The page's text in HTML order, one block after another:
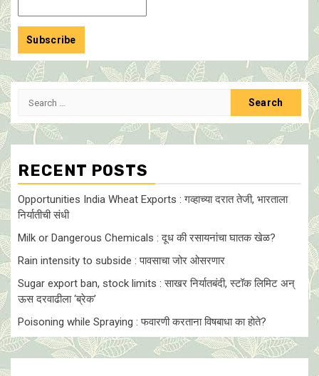
Search
RECENT POSTS
Opportunities India Wheat Exports : गव्हाच्या दरात तेजी, भारताला
निर्यातीची संधी
Milk or Dangerous Chemicals : दूध की रसायनांचा घातक खेळ?
Rain intensity to subside : पावसाचा जोर ओसरणार
Sugar export ban, stock limits : साखर निर्यातबंदी, स्टॉक लिमिट अन्
ऊस दरवाढीला ‘ब्रेक’
Poisoning while Spraying : फवारणी करताना विषबाधा का हाेते?